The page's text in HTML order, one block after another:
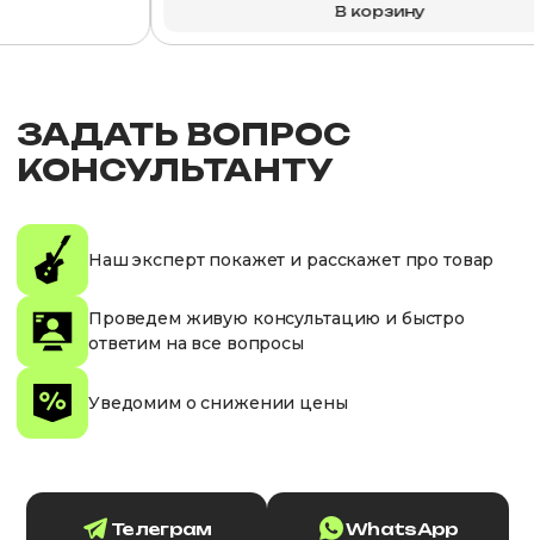
В корзину
ЗАДАТЬ ВОПРОС
КОНСУЛЬТАНТУ
Наш эксперт покажет и расскажет про товар
Проведем живую консультацию и быстро
ответим на все вопросы
Уведомим о снижении цены
Телеграм WhatsApp